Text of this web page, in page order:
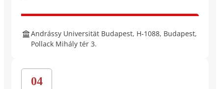
Andrássy Universität Budapest, H-1088, Budapest,
Pollack Mihály tér 3.
04